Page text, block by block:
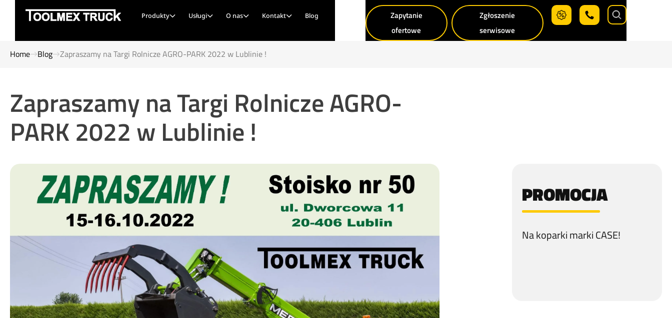
Produkty Usługi O nas Kontakt Blog
Zapytanie
ofertowe
Zgłoszenie
serwisowe
Search
Home Blog Zapraszamy na Targi Rolnicze AGRO-PARK 2022 w Lublinie !
Zapraszamy na Targi Rolnicze AGRO-
PARK 2022 w Lublinie !
PROMOCJA
Na koparki marki CASE!